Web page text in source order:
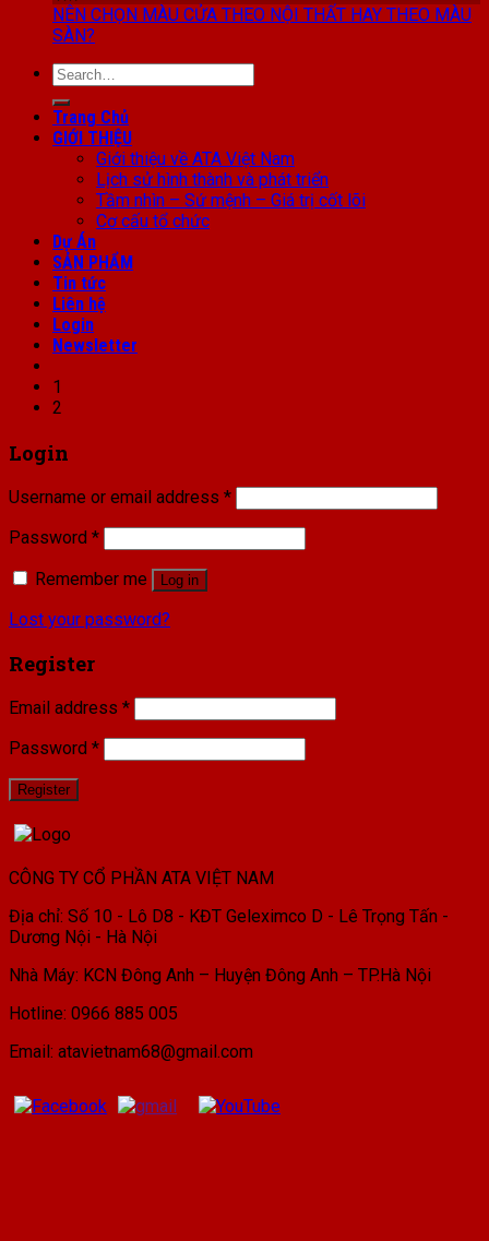
NÊN CHỌN MÀU CỬA THEO NỘI THẤT HAY THEO MÀU
SÀN?
Search
Trang Chủ
GIỚI THIỆU
Giới thiệu về ATA Việt Nam
Lịch sử hình thành và phát triển
Tầm nhìn – Sứ mệnh – Giá trị cốt lõi
Cơ cấu tổ chức
Dự Án
SẢN PHẨM
Tin tức
Liên hệ
Login
Newsletter
1
2
Login
Username or email address *
Password *
Remember me
Log in
Lost your password?
Register
Email address *
Password *
Register
CÔNG TY CỔ PHẦN ATA VIỆT NAM
Địa chỉ: Số 10 - Lô D8 - KĐT Geleximco D - Lê Trọng Tấn -
Dương Nội - Hà Nội
Nhà Máy: KCN Đông Anh – Huyện Đông Anh – TP.Hà Nội
Hotline: 0966 885 005
Email: atavietnam68@gmail.com